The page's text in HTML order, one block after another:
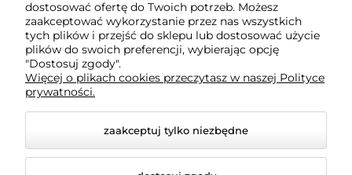
O nas
Wyposażenie Gastronomii - Projekty Technologiczne -
Sklep Gastronomiczny - Serwis Sprzętu
Gastronomicznego | Gdańsk - Trójmiasto - Pomorskie
dostosować ofertę do Twoich potrzeb. Możesz
zaakceptować wykorzystanie przez nas wszystkich
tych plików i przejść do sklepu lub dostosować użycie
plików do swoich preferencji, wybierając opcję
"Dostosuj zgody".
Więcej o plikach cookies przeczytasz w naszej Polityce
prywatności.
zaakceptuj tylko niezbędne